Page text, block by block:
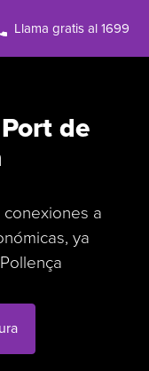
Llama gratis al 1699
de
a
ya